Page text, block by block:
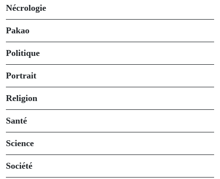
Nécrologie
Pakao
Politique
Portrait
Religion
Santé
Science
Société